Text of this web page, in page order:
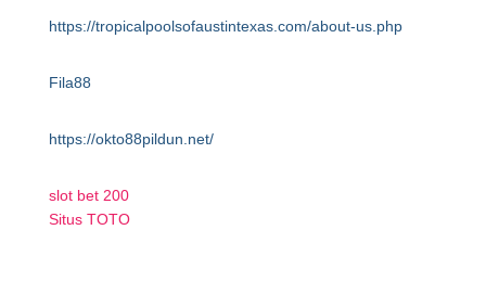
https://tropicalpoolsofaustintexas.com/about-us.php
Fila88
https://okto88pildun.net/
slot bet 200
Situs TOTO